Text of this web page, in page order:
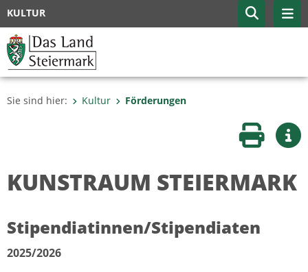
KULTUR
Sie sind hier: Kultur Förderungen
Seite
KUNSTRAUM STEIERMARK
Stipendiatinnen/Stipendiaten
2025/2026